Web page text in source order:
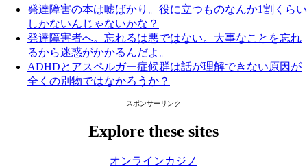
発達障害の本は嘘ばかり。役に立つものなんか1割くらい
しかないんじゃないかな？
発達障害者へ。忘れるは悪ではない。大事なことを忘れ
るから迷惑がかかるんだよ。
ADHDとアスペルガー症候群は話が理解できない原因が
全くの別物ではなかろうか？
スポンサーリンク
Explore these sites
オンラインカジノ